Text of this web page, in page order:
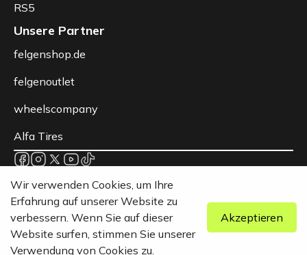
RS5
Unsere Partner
felgenshop.de
felgenoutlet
wheelscompany
Alfa Tires
© 2026 Berlin Tyres Europa GmbH - Alle Rechte vorbehalten.
AGB
Rechtliche Hinweise
Wir verwenden Cookies, um Ihre
Erfahrung auf unserer Website zu
verbessern. Wenn Sie auf dieser
Website surfen, stimmen Sie unserer
Verwendung von Cookies zu.
Akzeptieren